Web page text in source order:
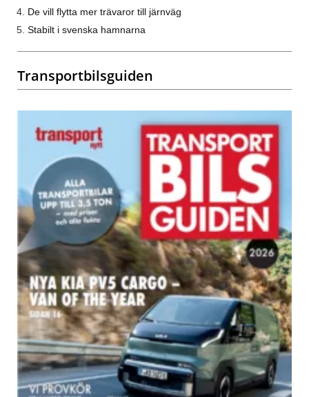
De vill flytta mer trävaror till järnväg
Stabilt i svenska hamnarna
Transportbilsguiden